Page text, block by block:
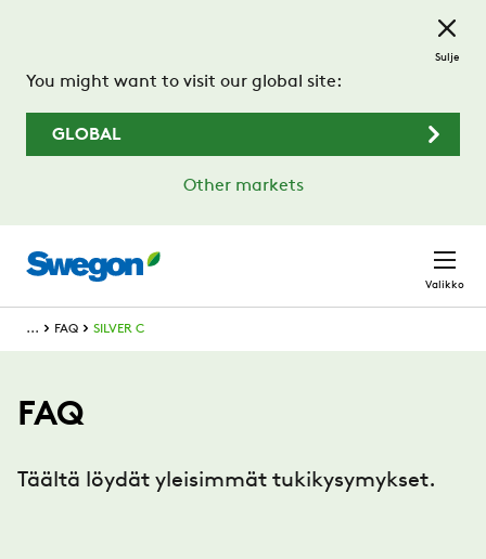
You might want to visit our global site:
GLOBAL
Other markets
Sulje
Valikko
... FAQ SILVER C
FAQ
Täältä löydät yleisimmät tukikysymykset.